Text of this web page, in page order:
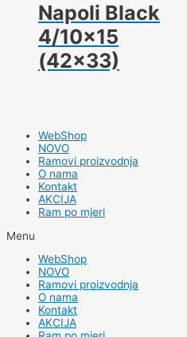
Napoli Black
4/10×15
(42×33)
WebShop
NOVO
Ramovi proizvodnja
O nama
Kontakt
AKCIJA
Ram po mjeri
Menu
WebShop
NOVO
Ramovi proizvodnja
O nama
Kontakt
AKCIJA